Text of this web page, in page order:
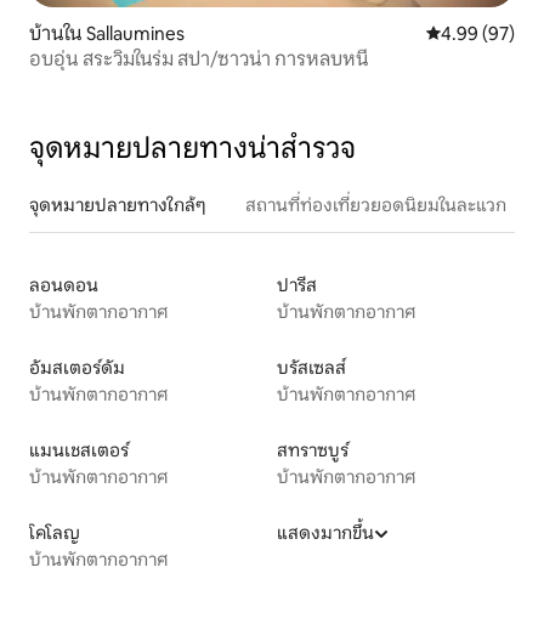
บ้านใน Sallaumines คะแนนเฉลี่ย
4.99 (97)
อบอุ่น สระวิมในร่ม สปา/ซาวน่า การหลบหนี
จุดหมายปลายทางน่าสำรวจ
จุดหมายปลายทางใกล้ๆ สถานที่ท่องเที่ยวยอดนิยมในละแวก
ลอนดอน
บ้านพักตากอากาศ
ปารีส
บ้านพักตากอากาศ
อัมสเตอร์ดัม
บ้านพักตากอากาศ
บรัสเซลส์
บ้านพักตากอากาศ
แมนเชสเตอร์
บ้านพักตากอากาศ
สทราซบูร์
บ้านพักตากอากาศ
โคโลญ
บ้านพักตากอากาศ
แสดงมากขึ้น